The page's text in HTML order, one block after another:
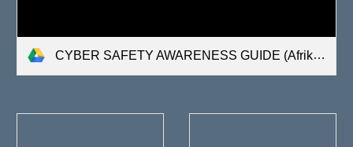
CYBER SAFETY AWARENESS GUIDE (Afrikaans).pdf